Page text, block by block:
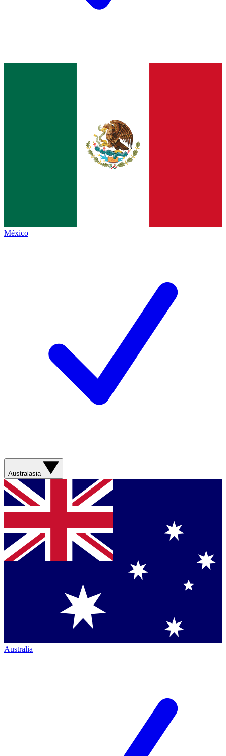
México
Australasia
Australia